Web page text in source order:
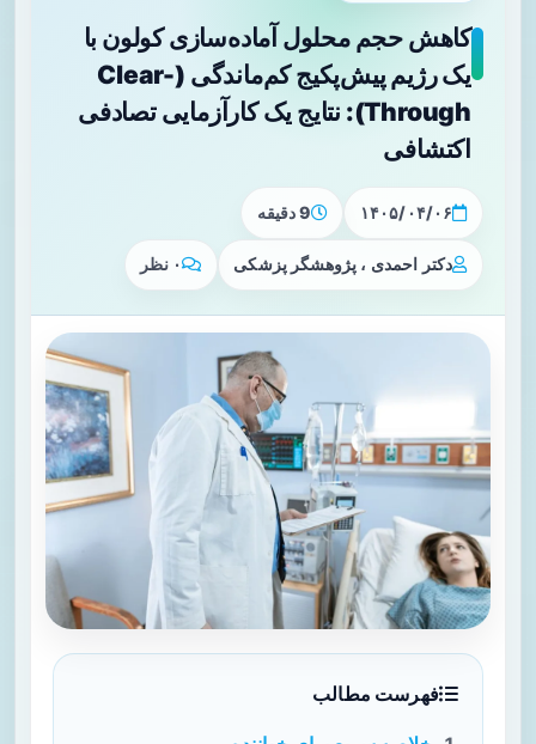
کاهش حجم محلول آماده‌سازی کولون با
یک رژیم پیش‌پکیج کم‌ماندگی (Clear-
Through): نتایج یک کارآزمایی تصادفی
اکتشافی
۱۴۰۵/۰۴/۰۶ 9 دقیقه
دکتر احمدی ، پژوهشگر پزشکی ۰ نظر
فهرست مطالب